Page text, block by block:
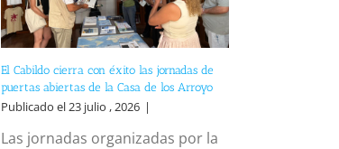
El Cabildo cierra con éxito las jornadas de
puertas abiertas de la Casa de los Arroyo
Publicado el 23 julio , 2026 |
Las jornadas organizadas por la